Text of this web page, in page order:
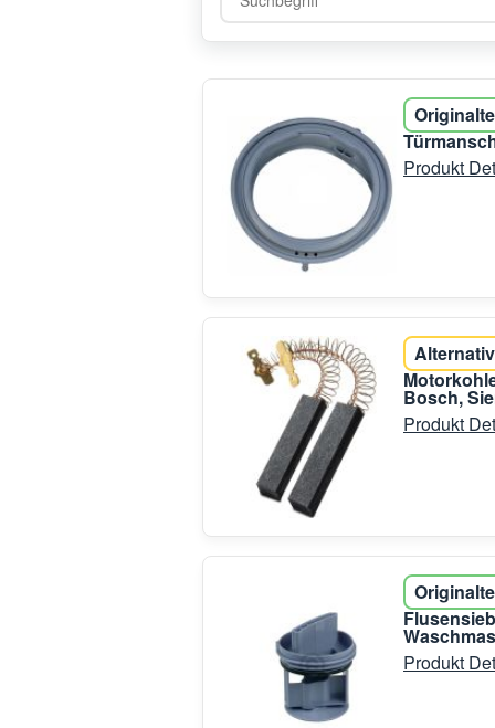
Produkt
Bosch,
Produkt
Produkt